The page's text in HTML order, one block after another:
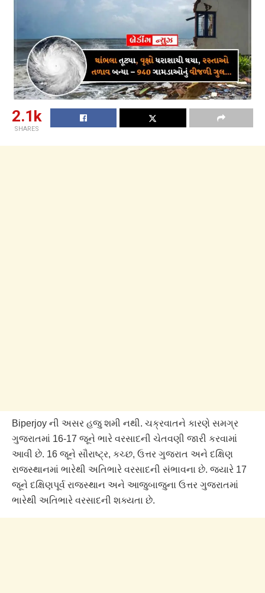
2.1k
SHARES
Biperjoy ની અસર હજુ શમી નથી. ચક્રવાતને કારણે સમગ્ર
ગુજરાતમાં 16-17 જૂને ભારે વરસાદની ચેતવણી જારી કરવામાં
આવી છે. 16 જૂને સૌરાષ્ટ્ર, કચ્છ, ઉત્તર ગુજરાત અને દક્ષિણ
રાજસ્થાનમાં ભારેથી અતિભારે વરસાદની સંભાવના છે. જ્યારે 17
જૂને દક્ષિણપૂર્વ રાજસ્થાન અને આજુબાજુના ઉત્તર ગુજરાતમાં
ભારેથી અતિભારે વરસાદની શક્યતા છે.